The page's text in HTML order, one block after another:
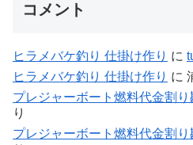
コメント
ヒラメバケ釣り 仕掛け作り に
ヒラメバケ釣り 仕掛け作り に
プレジャーボート燃料代金割り
り
プレジャーボート燃料代金割り